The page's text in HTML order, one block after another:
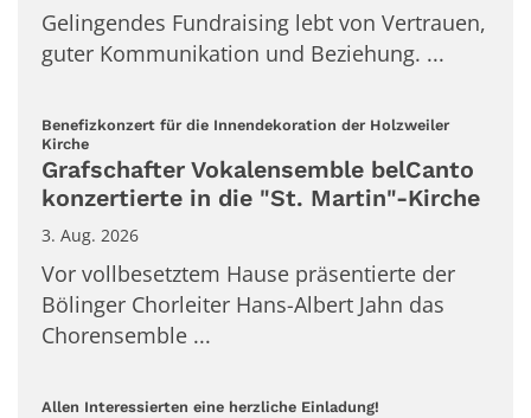
Gelingendes Fundraising lebt von Vertrauen,
guter Kommunikation und Beziehung. ...
Benefizkonzert für die Innendekoration der Holzweiler
Kirche:
Grafschafter Vokalensemble belCanto
konzertierte in die "St. Martin"-Kirche
3. Aug. 2026
Vor vollbesetztem Hause präsentierte der
Bölinger Chorleiter Hans-Albert Jahn das
Chorensemble ...
Allen Interessierten eine herzliche Einladung!